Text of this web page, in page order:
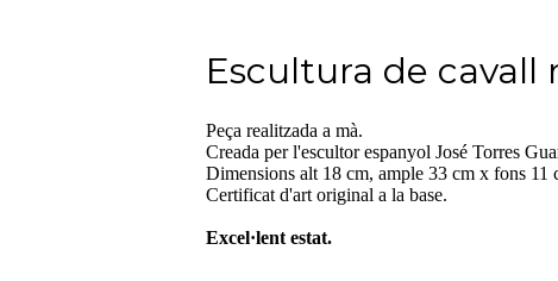
Escultura de cavall
Peça realitzada a mà.
Creada per l'escultor espanyol José Torres
Dimensions alt 18 cm, ample 33 cm x fons 11
Certificat d'art original a la base.
Excel·lent estat.